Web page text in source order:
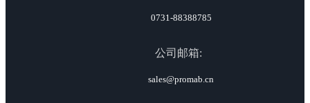
0731-88388785
公司邮箱:
sales@promab.cn